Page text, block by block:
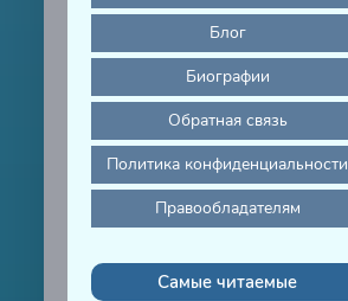
Блог
Биографии
Обратная связь
Политика конфиденциальности
Правообладателям
Самые читаемые